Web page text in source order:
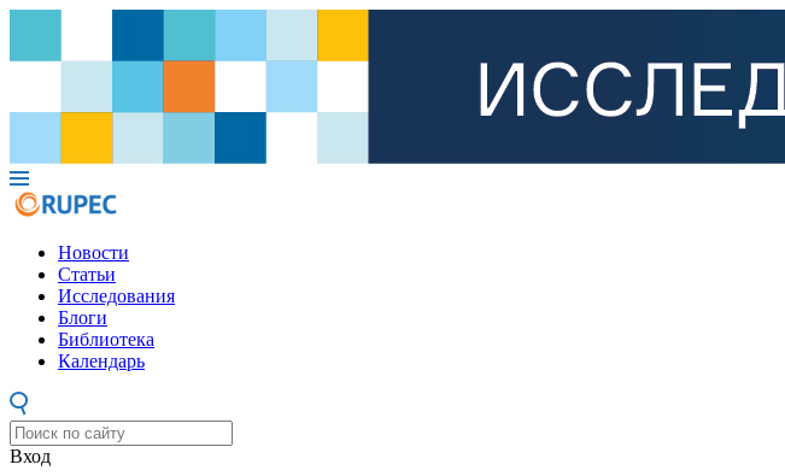
Новости
Статьи
Исследования
Блоги
Библиотека
Календарь
Вход